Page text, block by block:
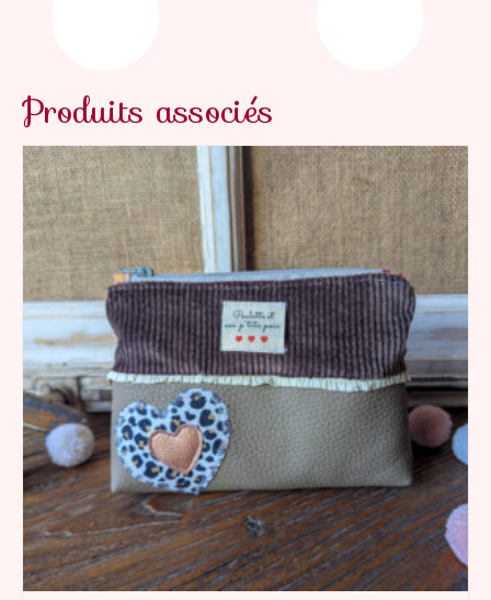
Produits associés